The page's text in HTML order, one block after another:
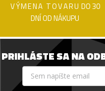
VÝMENA TOVARU DO 30
DNÍ OD NÁKUPU
PRIHLÁSTE SA NA